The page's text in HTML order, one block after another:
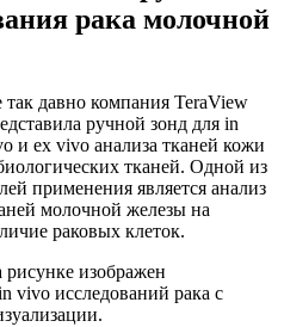
рака молочной
так давно компания TeraView
ручной зонд для in
и ex vivo анализа тканей кожи
тканей. Одной из
применения является анализ
молочной железы на
раковых клеток.
рисунке изображен
vivo исследований рака с